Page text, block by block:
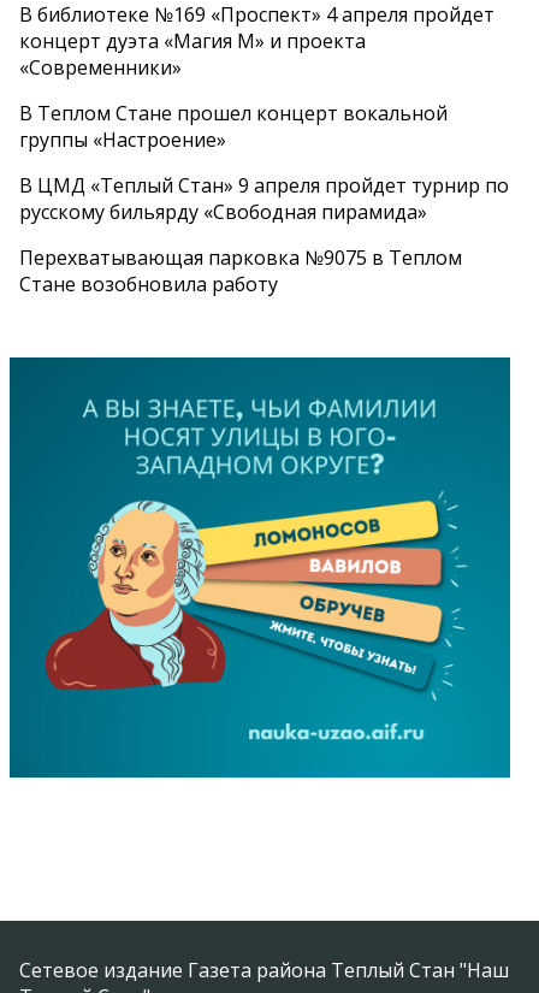
В библиотеке №169 «Проспект» 4 апреля пройдет
концерт дуэта «Магия М» и проекта
«Современники»
В Теплом Стане прошел концерт вокальной
группы «Настроение»
В ЦМД «Теплый Стан» 9 апреля пройдет турнир по
русскому бильярду «Свободная пирамида»
Перехватывающая парковка №9075 в Теплом
Стане возобновила работу
Сетевое издание Газета района Теплый Стан "Наш